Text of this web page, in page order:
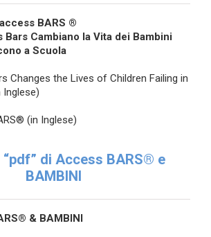
BARS ®
Bars Cambiano la Vita dei Bambini
a Scuola
Changes the Lives of Children Failing in
(in Inglese)
di Access BARS® e
BAMBINI
& BAMBINI